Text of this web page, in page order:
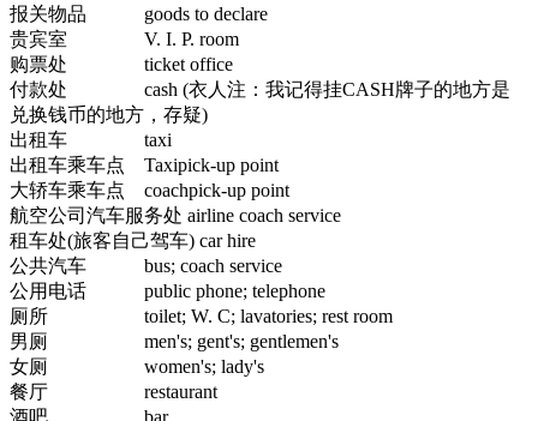
报关物品 goods to declare
贵宾室 V. I. P. room
购票处 ticket office
付款处 cash (衣人注：我记得挂CASH牌子的地方是
兑换钱币的地方，存疑)
出租车 taxi
出租车乘车点 Taxipick-up point
大轿车乘车点 coachpick-up point
航空公司汽车服务处 airline coach service
租车处(旅客自己驾车) car hire
公共汽车 bus; coach service
公用电话 public phone; telephone
厕所 toilet; W. C; lavatories; rest room
男厕 men's; gent's; gentlemen's
女厕 women's; lady's
餐厅 restaurant
酒吧 bar